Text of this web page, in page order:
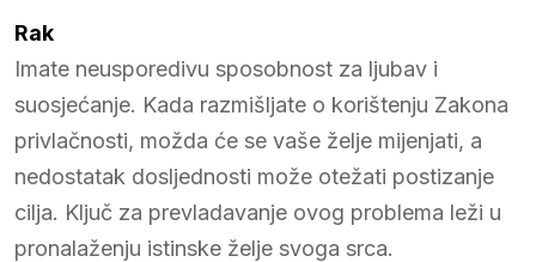
Rak
Imate neusporedivu sposobnost za ljubav i
suosjećanje. Kada razmišljate o korištenju Zakona
privlačnosti, možda će se vaše želje mijenjati, a
nedostatak dosljednosti može otežati postizanje
cilja. Ključ za prevladavanje ovog problema leži u
pronalaženju istinske želje svoga srca.